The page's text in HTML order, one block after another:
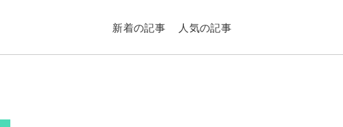
新着の記事 人気の記事